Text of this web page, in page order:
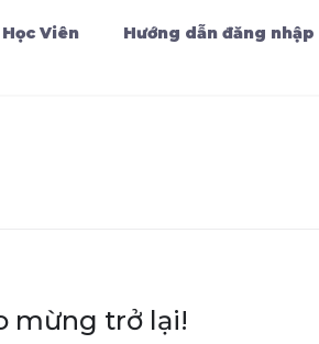
Viên
Hướng dẫn đăng nhập
mừng trở lại!